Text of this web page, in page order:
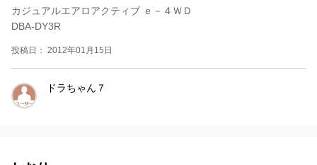
カジュアルエアロアクティブ ｅ－４ＷＤ
DBA-DY3R
投稿日： 2012年01月15日
ドラちゃん７